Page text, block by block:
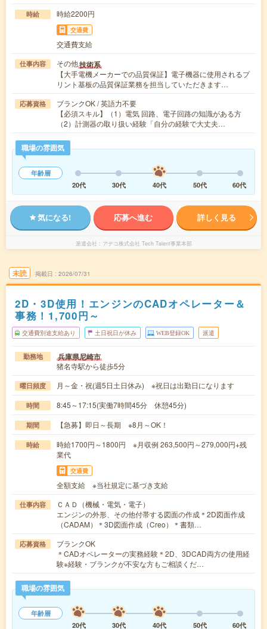
時給 時給2200円
交通費
交通費支給
仕事内容 その他技術系
【大手電機メーカーでの品質保証】電子機器に使用されるプ
リント基板の品質保証業務を担当していただきます…
応募資格
ブランクOK / 英語力不要
【必須スキル】（1）電気 回路、電子回路の知識がある方
（2）計測器の取り扱い経験「自分の経験で大丈夫…
職場の雰囲気
年齢層
20代
30代 40代 50代 60代
気になる! 応募へ進む 詳しく見る
派遣会社 アデコ株式会社 Tech Talent事業本部
未読 掲載日 2026/07/31
2D・3D使用！エンジンのCADオペレーター＆
事務！1,700円～
交通費別途支給あり 土日祝日が休み WEB登録OK 派遣
勤務地 兵庫県尼崎市
猪名寺駅から徒歩5分
曜日頻度 月～金・祝(週5日土日休み) ※祝日は出勤日になります
時間 8:45～17:15(実働7時間45分 休憩45分)
期間 【急募】即日～長期 ※8月～OK！
時給
時給1700円～1800円 ※月収例 263,500円～279,000円+残
業代
交通費
全額支給 ※当社規定に基づき支給
仕事内容
ＣＡＤ（機械・電気・電子）
エンジンの外形、その他付帯する図面の作成＊2D図面作成
（CADAM）＊3D図面作成（Creo）＊書類…
応募資格
ブランクOK
＊CADオペレーターの実務経験＊2D、3DCAD両方の使用経
験※経験・ブランクが不安な方もご相談くだ…
職場の雰囲気
年齢層
20代
30代 40代 50代 60代